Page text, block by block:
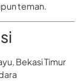
teman.
Bekasi Timur